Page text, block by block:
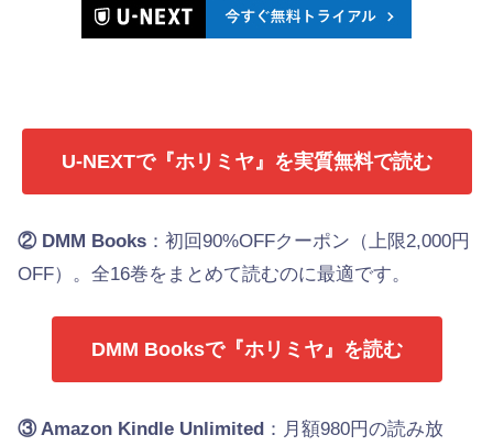
U-NEXTで『ホリミヤ』を実質無料で読む
② DMM Books ：初回90%OFFクーポン（上限2,000円
OFF）。全16巻をまとめて読むのに最適です。
DMM Booksで『ホリミヤ』を読む
③ Amazon Kindle Unlimited ：月額980円の読み放